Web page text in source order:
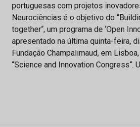
portuguesas com projetos
Neurociências é o objetivo do
together“, um programa de ‘Open
apresentado na última quinta-feira,
Fundação Champalimaud, em
“Science and Innovation Congress“.